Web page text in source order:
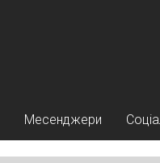
Месенджери